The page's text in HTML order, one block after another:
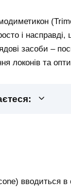
і насправді,
засоби –
локонів та
вводиться в